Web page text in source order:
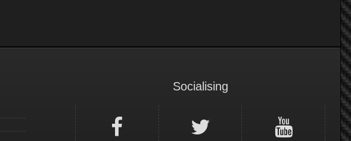
Socialising